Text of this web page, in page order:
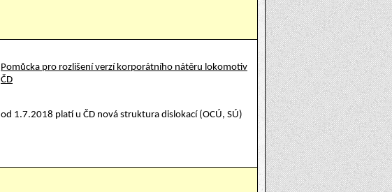
Pomůcka pro rozlišení verzí korporátního nátěru lokomotiv
ČD
od 1.7.2018 platí u ČD nová struktura dislokací (OCÚ, SÚ)